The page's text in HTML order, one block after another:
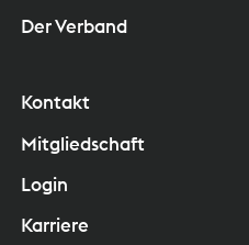
Der Verband
Kontakt
Mitgliedschaft
Login
Karriere